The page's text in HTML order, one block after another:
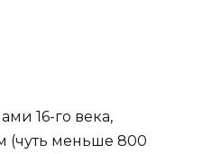
16-го века,
(чуть меньше 800